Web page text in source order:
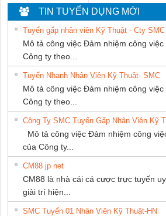
NGHIỆP NIHON
SETSUBI VIỆT
NAM
TIẾN HƯNG
TIN TUYỂN DỤNG MỚI
Tuyển gấp nhân viên Kỹ Thuật - Cty
Mô tả công việc Đảm nhiệm công
Công ty theo...
Tuyển Nhanh Nhân Viên Kỹ Thuật- SMC
Mô tả công việc Đảm nhiệm công
Công ty theo...
Công Ty SMC Tuyển Gấp Nhân Viên Kỹ
Mô tả công việc Đảm nhiệm công
của Công ty...
CM88 jp net
CM88 là nhà cái cá cược trực tuyến
giải trí hiện...
SMC Tuyển 01 Nhân Viên Kỹ Thuật-HN